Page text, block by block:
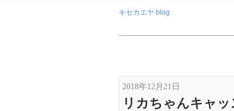
キセカエヤ blog
2018年12月21日
リカちゃんキャ